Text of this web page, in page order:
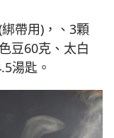
帶用)，、3顆
豆60克、太白
湯匙。